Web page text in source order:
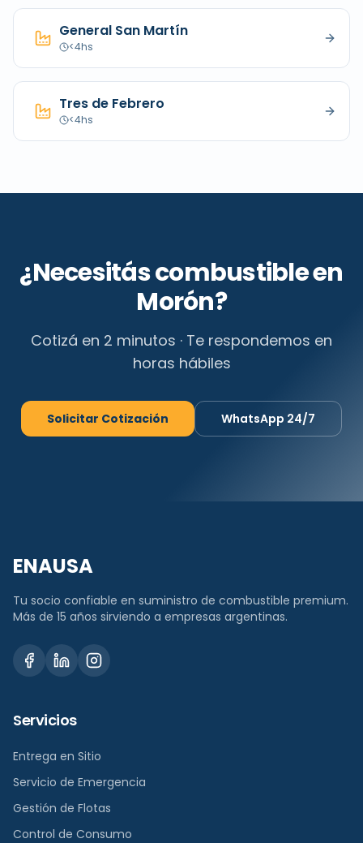
General San Martín
<4hs
Tres de Febrero
<4hs
¿Necesitás combustible en
Morón?
Cotizá en 2 minutos · Te respondemos en
horas hábiles
Solicitar Cotización WhatsApp 24/7
ENAUSA
Tu socio confiable en suministro de combustible premium.
Más de 15 años sirviendo a empresas argentinas.
Servicios
Entrega en Sitio
Servicio de Emergencia
Gestión de Flotas
Control de Consumo